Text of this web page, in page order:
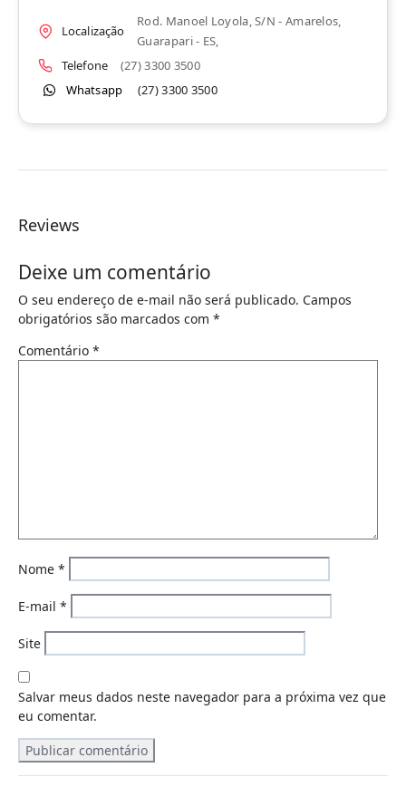
Localização
Rod. Manoel Loyola, S/n - Amarelos,
Guarapari - ES,
Telefone
(27) 3300 3500
Whatsapp
(27) 3300 3500
Reviews
Deixe um comentário
O seu endereço de e-mail não será publicado. Campos
obrigatórios são marcados com *
Comentário *
Nome *
E-mail *
Site
Salvar meus dados neste navegador para a próxima vez que
eu comentar.